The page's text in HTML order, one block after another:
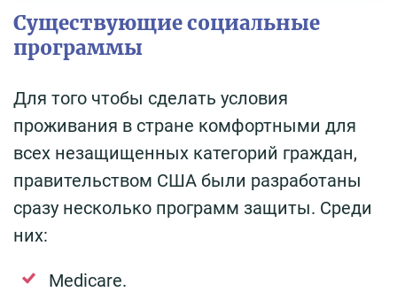
Существующие социальные
программы
Для того чтобы сделать условия
проживания в стране комфортными для
всех незащищенных категорий граждан,
правительством США были разработаны
сразу несколько программ защиты. Среди
них:
Medicare.